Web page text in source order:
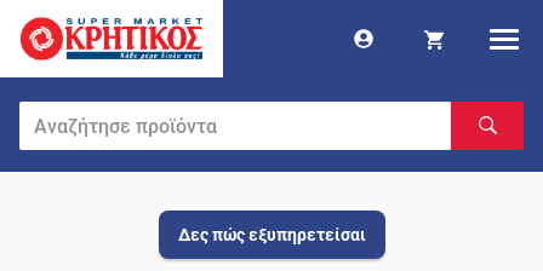
Δες πώς εξυπηρετείσαι